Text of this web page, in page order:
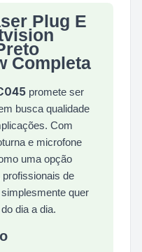
Multilaser Plug E
Plug E
Completa
promete ser
busca qualidade
Com
e microfone
uma opção
de
quer
dia a dia.